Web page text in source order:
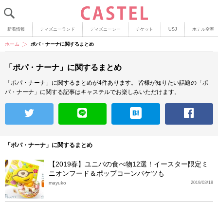
新着情報 ディズニーランド ディズニーシー チケット USJ ホテル空室
ホーム ポパ・ナーナに関するまとめ
「ポパ・ナーナ」に関するまとめ
「ポパ・ナーナ」に関するまとめが4件あります。
皆様が知りたい話題の「ポ
パ・ナーナ」に関する記事はキャステルでお楽しみいただけます。
「ポパ・ナーナ」に関するまとめ
【2019春】ユニバの食べ物12選！イースター限定ミ
ニオンフード＆ポップコーンバケツも
2019/03/18
mayuko